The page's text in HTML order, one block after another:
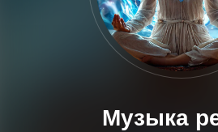
Музыка